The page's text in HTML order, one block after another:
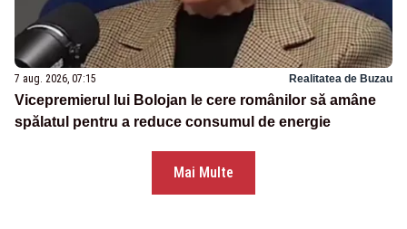
7 aug. 2026, 07:15 Realitatea de Buzau
Vicepremierul lui Bolojan le cere românilor să amâne
spălatul pentru a reduce consumul de energie
Mai Multe